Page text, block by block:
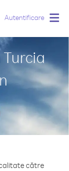
Autentificare
către